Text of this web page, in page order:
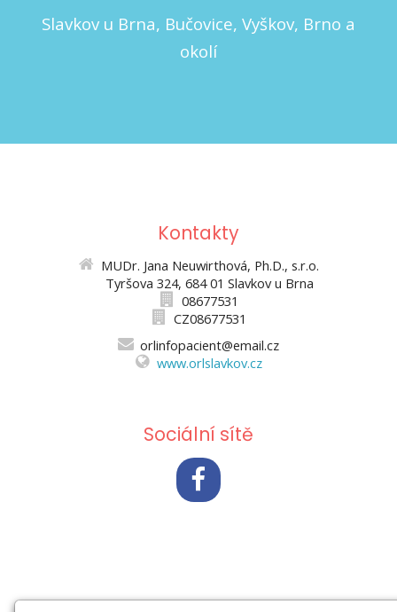
Slavkov u Brna, Bučovice, Vyškov, Brno a
okolí
Kontakty
MUDr. Jana Neuwirthová, Ph.D., s.r.o.
Tyršova 324, 684 01 Slavkov u Brna
08677531
CZ08677531
orlinfopacient@email.cz
www.orlslavkov.cz
Sociální sítě